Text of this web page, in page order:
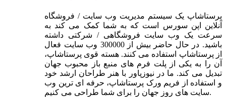
پرستاشاپ یک سیستم مدیریت وب سایت / فروشگاه
آنلاین اپن سورس است که به شما کمک می کند به
سرعت یک وب سایت فروشگاهی / شرکتی داشته
باشید. در حال حاضر بیش از 300000 وب سایت فعال
از پرستاشاپ استفاده می کنند. هسته قوی پرستاشاپ،
آن را به یکی از پلت فرم های منبع باز محبوب جهان
تبدیل می کند. ما در نیوزپاور با هنر طراحان ارشد خود
و استفاده از فریم ورک پرستاشاپ، حرفه ای ترین وب
سایت های روز جهان را برای شما طراحی می کنیم.